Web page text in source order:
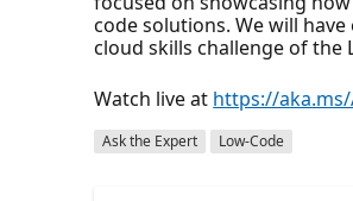
code solutions. We will
cloud skills challenge of the
Watch live at https://aka.ms/
Ask the Expert Low-Code